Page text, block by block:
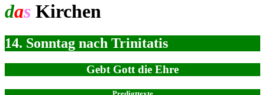
das Kirchen
14. Sonntag nach Trinitatis
Gebt Gott die Ehre